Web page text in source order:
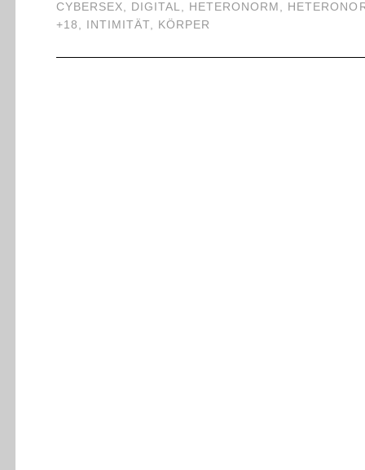
CYBERSEX, DIGITAL, HETERONORM ,
+18 , INTIMITÄT, KÖRPER